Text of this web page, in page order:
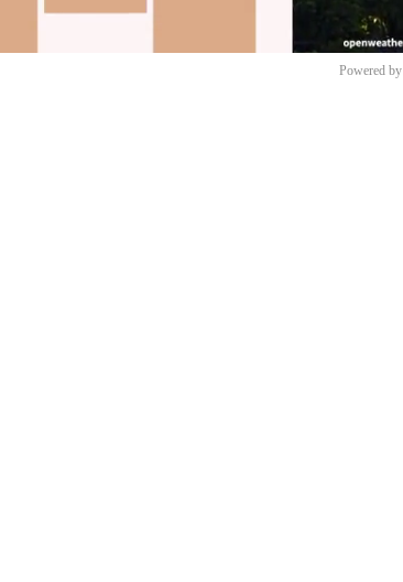
Powered by